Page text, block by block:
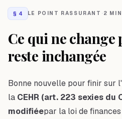
§ 4 LE POINT RASSURANT · 2 MIN
Ce qui ne change
reste inchangée
Bonne nouvelle pour finir sur
la CEHR (art. 223 sexies du
modifiéepar la loi de